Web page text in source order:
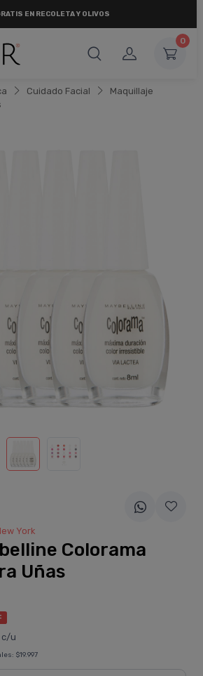
EN RECOLETA Y OLIVOS
0
Cuidado Facial
Maquillaje
York
Colorama
Uñas
c/u
$19.997